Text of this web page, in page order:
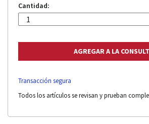
Cantidad:
Transacción segura
Todos los artículos se revisan y prueban